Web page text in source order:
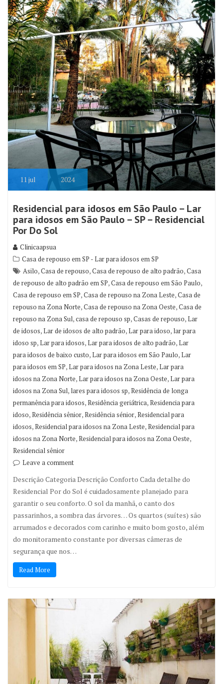
11jul 2024
Residencial para idosos em São Paulo – Lar
para idosos em São Paulo – SP – Residencial
Por Do Sol
Clinicaapsua
Casa de repouso em SP - Lar para idosos em SP
Asilo,Casa de repouso,Casa de repouso de alto padrão,Casa
de repouso de alto padrão em SP,Casa de repouso em São Paulo,
Casa de repouso em SP,Casa de repouso na Zona Leste,Casa de
repouso na Zona Norte,Casa de repouso na Zona Oeste,Casa de
repouso na Zona Sul,casa de repouso sp,Casas de repouso,Lar
de idosos,Lar de idosos de alto padrão,Lar para idoso, lar para
idoso sp,Lar para idosos,Lar para idosos de alto padrão,Lar
para idosos de baixo custo,Lar para idosos em São Paulo,Lar
para idosos em SP,Lar para idosos na Zona Leste,Lar para
idosos na Zona Norte,Lar para idosos na Zona Oeste,Lar para
idosos na Zona Sul, lares para idosos sp,Residência de longa
permanência para idosos,Residência geriátrica,Residencia para
idoso,Residência sênior,Residência sénior,Residencial para
idosos,Residencial para idosos na Zona Leste,Residencial para
idosos na Zona Norte,Residencial para idosos na Zona Oeste,
Residencial sênior
Leave a comment
Descrição Categoria Descrição Conforto Cada detalhe do
Residencial Por do Sol é cuidadosamente planejado para
garantir o seu conforto. O sol da manhã, o canto dos
passarinhos, a sombra das árvores… Os quartos (suítes) são
arrumados e decorados com carinho e muito bom gosto, além
do monitoramento constante por diversas câmeras de
segurança que nos…
Read More